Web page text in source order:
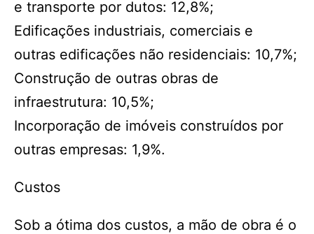
e transporte por dutos: 12,8%;
Edificações industriais, comerciais e
outras edificações não residenciais: 10,7%;
Construção de outras obras de
infraestrutura: 10,5%;
Incorporação de imóveis construídos por
outras empresas: 1,9%.
Custos
Sob a ótima dos custos, a mão de obra é o